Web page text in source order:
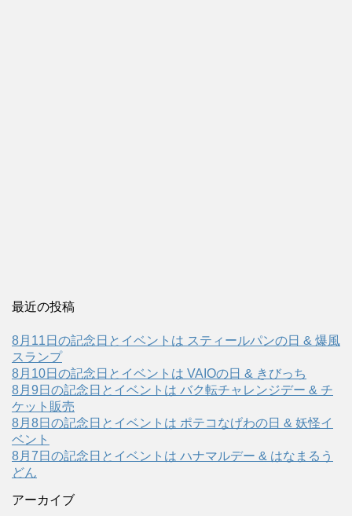
最近の投稿
8月11日の記念日とイベントは スティールパンの日 & 爆風
スランプ
8月10日の記念日とイベントは VAIOの日 & きびっち
8月9日の記念日とイベントは バク転チャレンジデー & チ
ケット販売
8月8日の記念日とイベントは ポテコなげわの日 & 妖怪イ
ベント
8月7日の記念日とイベントは ハナマルデー & はなまるう
どん
アーカイブ